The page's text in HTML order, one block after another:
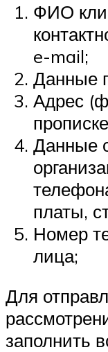
ФИО
e-mail;
Данные
Адрес
Данные
платы,
Номер
лица;
Для
заполнить